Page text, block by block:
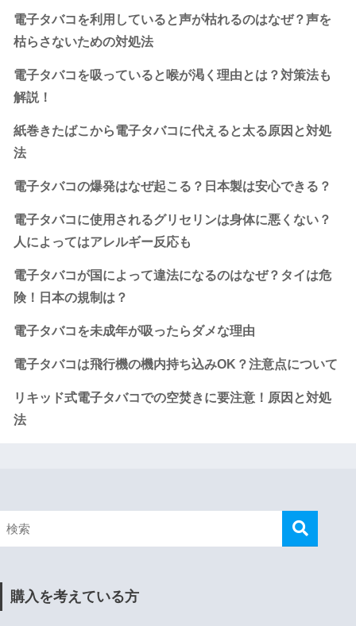
電子タバコを利用していると声が枯れるのはなぜ？声を
枯らさないための対処法
電子タバコを吸っていると喉が渇く理由とは？対策法も
解説！
紙巻きたばこから電子タバコに代えると太る原因と対処
法
電子タバコの爆発はなぜ起こる？日本製は安心できる？
電子タバコに使用されるグリセリンは身体に悪くない？
人によってはアレルギー反応も
電子タバコが国によって違法になるのはなぜ？タイは危
険！日本の規制は？
電子タバコを未成年が吸ったらダメな理由
電子タバコは飛行機の機内持ち込みOK？注意点について
リキッド式電子タバコでの空焚きに要注意！原因と対処
法
購入を考えている方